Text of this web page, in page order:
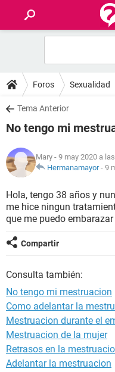
FOROS
SALUD
NUTRICIÓN
BIENESTAR
Foros Sexualidad
Tema Anterior
No tengo mi
Mary - 9 may 2020 a
Hermanamayor- 9
Hola, tengo 38 años y
me hice ningun
que me puedo embarazar
Compartir
Consulta también:
No tengo mi mestruacion
Como adelantar la
Mestruacion durante el
Mestruacion de la mujer
Retrasos en la
Adelantar la mestruacion